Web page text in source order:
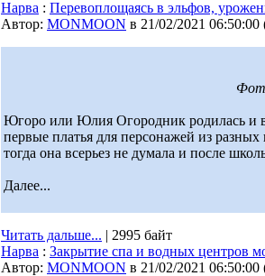
Нарва : Перевоплощаясь в эльфов,
Автор: MONMOON в 21/02/2021 06:50:00
Югоро или Юлия Огородник родилась и
первые платья для персонажей из
тогда она всерьез не думала и после
Далее...
Читать дальше... | 2995 байт
Нарва : Закрытие спа и водных центров
Автор: MONMOON в 21/02/2021 06:50:00